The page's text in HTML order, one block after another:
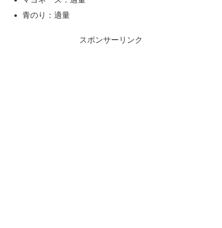
青のり：適量
スポンサーリンク